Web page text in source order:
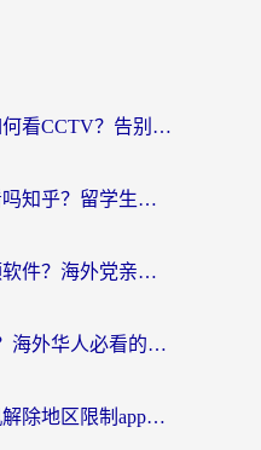
海外党亲测：在海外如何看CCTV？告别“仅限大陆播放”的实用指南
央视影音在海外可以看吗知乎？留学生亲测：3步解决地域限制+追剧自由
在国外怎么看咪咕视频软件？海外党亲测有效的回国加速方案
12123在国外能登录吗？海外华人必看的回国加速实用指南
海外党追剧必备：手机解除地区限制app怎么选？解决央视视频&国内剧地区限制全指南